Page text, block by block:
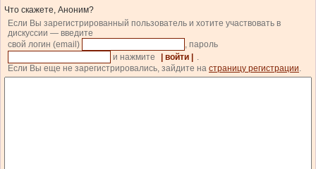
Что скажете, Аноним?
Если Вы зарегистрированный пользователь и хотите участвовать в
дискуссии — введите
свой логин (email)
, пароль
и нажмите
| войти |
.
Если Вы еще не зарегистрировались, зайдите на страницу регистрации.